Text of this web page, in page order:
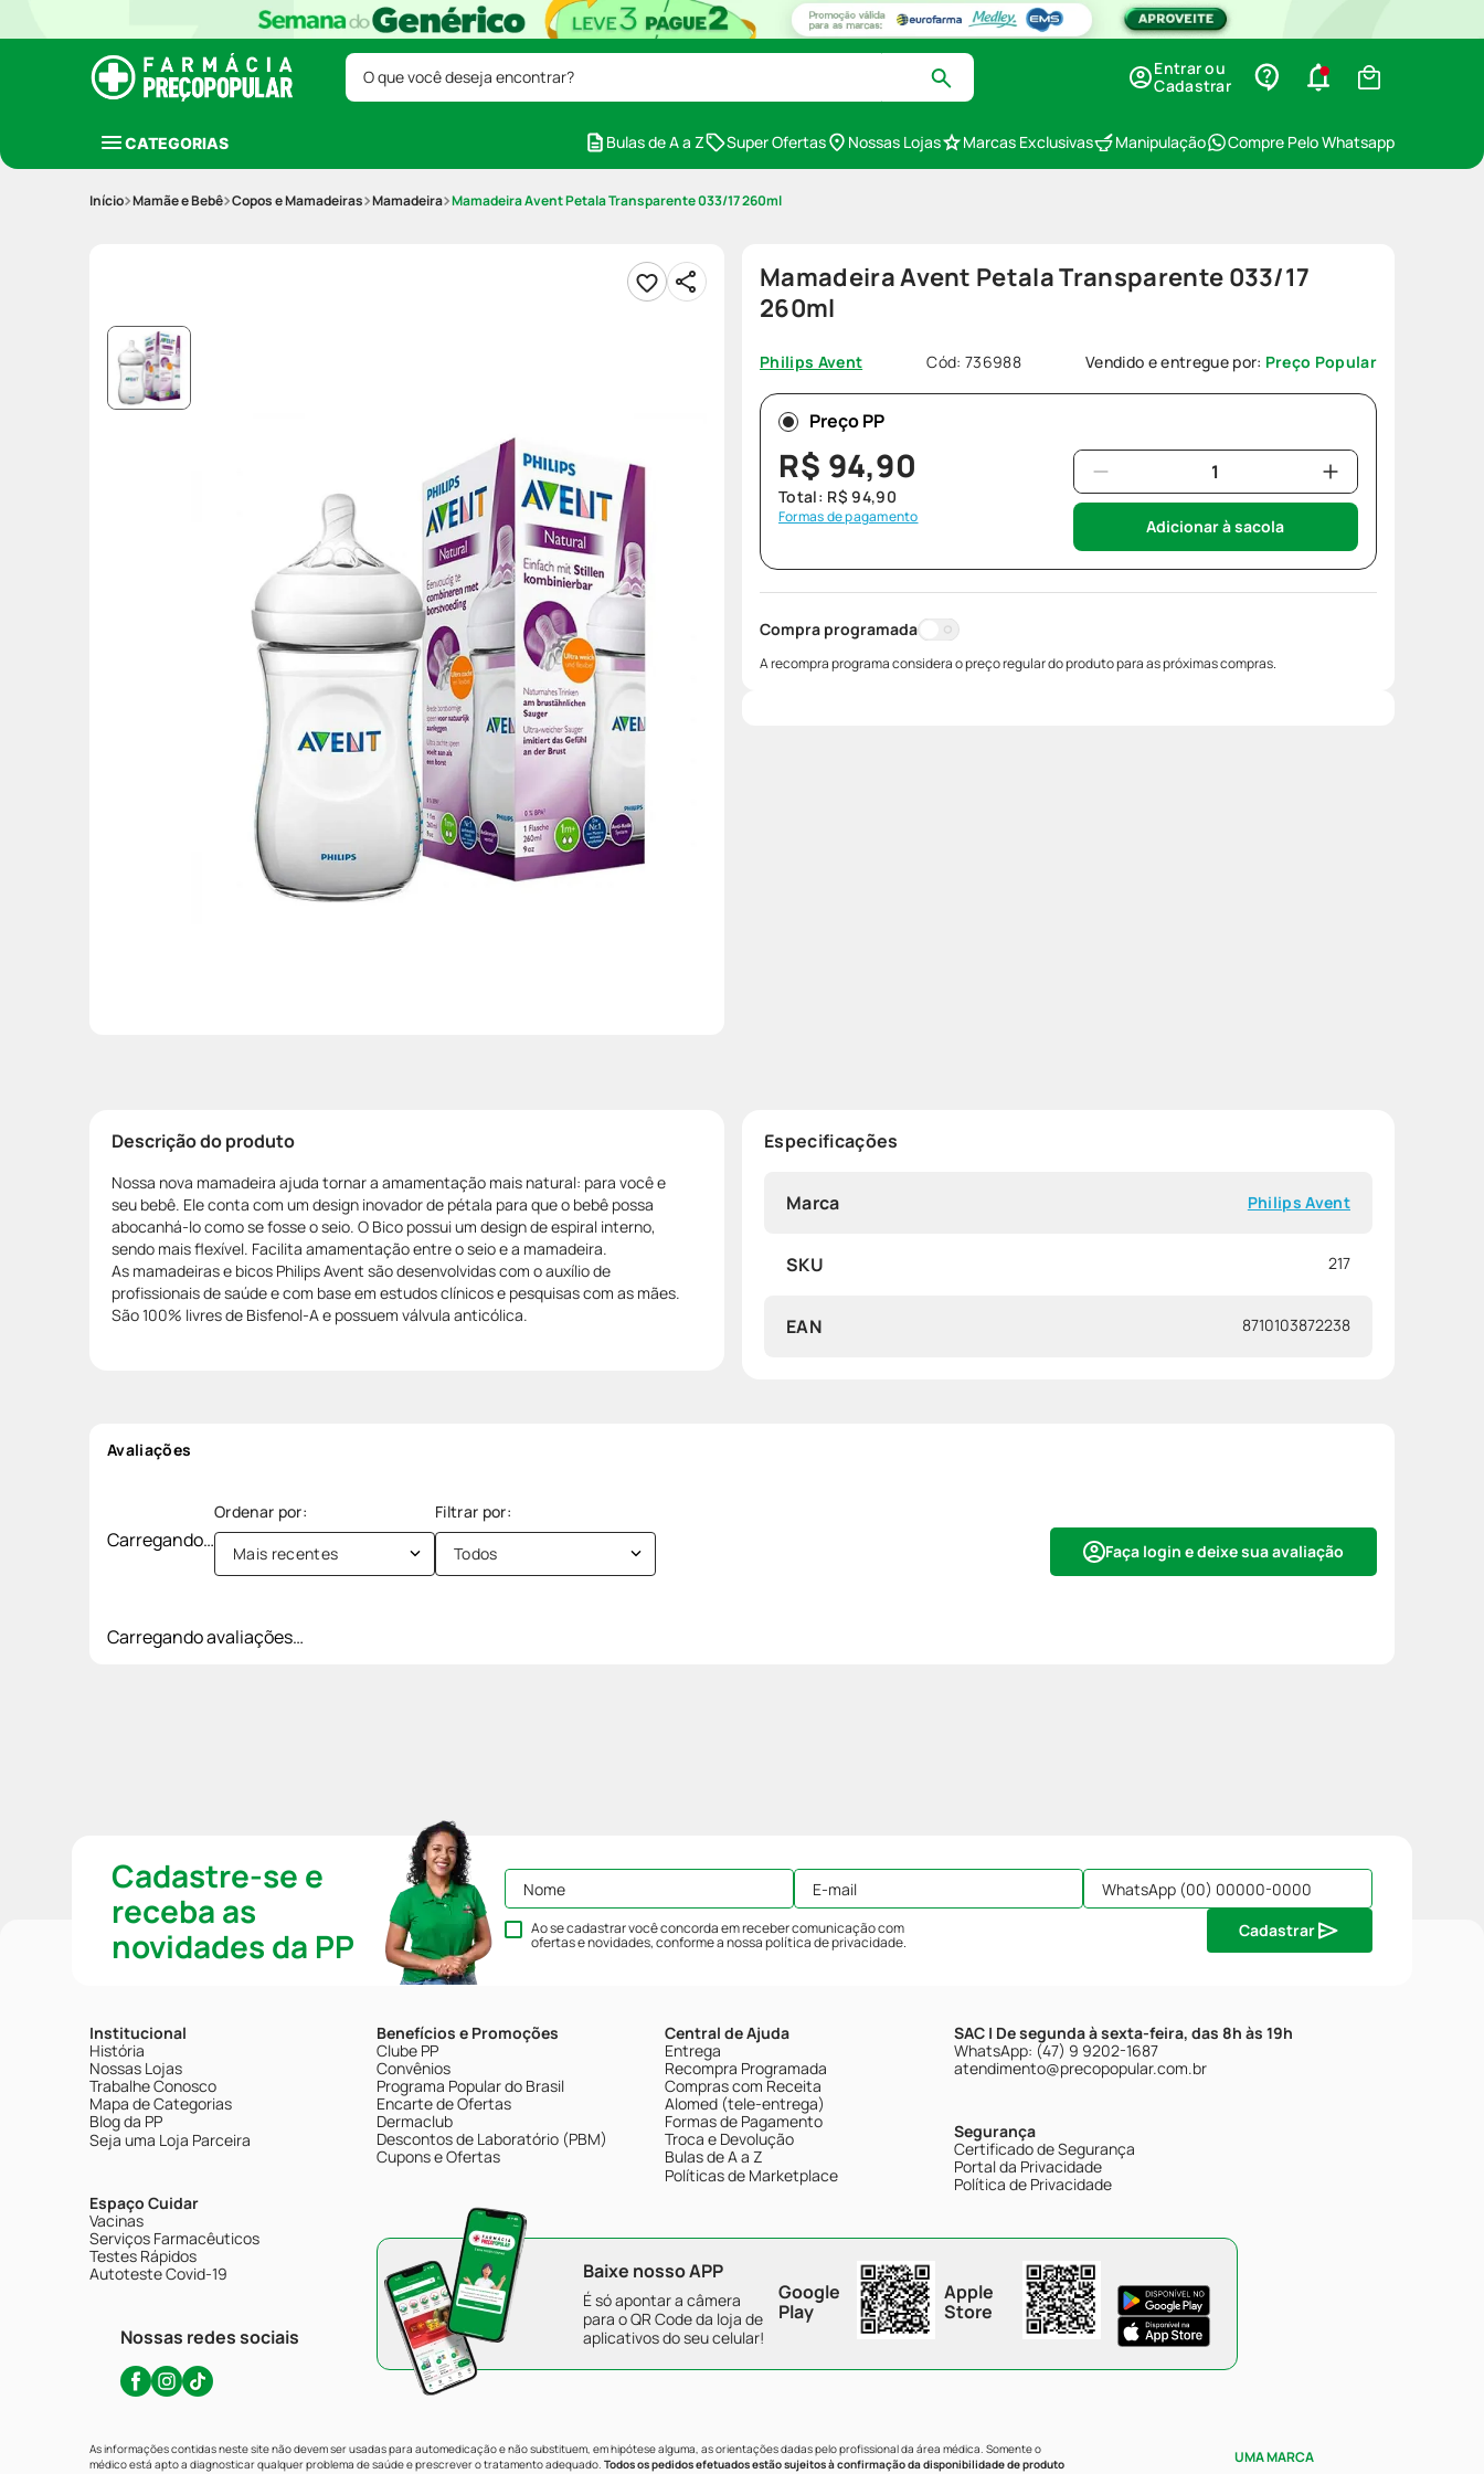
O que você deseja encontrar?
Entrar ou
Cadastrar
CATEGORIAS Bulas de A a Z Super Ofertas Nossas Lojas Marcas Exclusivas Manipulação Compre Pelo Whatsapp
Mamãe e Bebê Copos e Mamadeiras Mamadeira Mamadeira Avent Petala Transparente 033/17 260ml
Mamadeira Avent Petala Transparente 033/17
260ml
Philips Avent Cód: 736988 Vendido e entregue por: Preço Popular
Preço PP
R$ 94,90
Total: R$ 94,90
Formas de pagamento Adicionar à sacola
Compra programada
A recompra programa considera o preço regular do produto para as próximas compras.
Descrição do produto
Nossa nova mamadeira ajuda tornar a amamentação mais natural: para você e
seu bebê. Ele conta com um design inovador de pétala para que o bebê possa
abocanhá-lo como se fosse o seio. O Bico possui um design de espiral interno,
sendo mais flexível. Facilita amamentação entre o seio e a mamadeira.
As mamadeiras e bicos Philips Avent são desenvolvidas com o auxílio de
profissionais de saúde e com base em estudos clínicos e pesquisas com as mães.
São 100% livres de Bisfenol-A e possuem válvula anticólica.
Especificações
Marca Philips Avent
SKU 217
EAN 8710103872238
Avaliações
Carregando… Faça login e deixe sua avaliação
Mais recentes Todos
Carregando avaliações…
Cadastre-se e
receba as
novidades da PP
Ao se cadastrar você concorda em receber comunicação com
ofertas e novidades, conforme a nossapolítica de privacidade.
Cadastrar
Institucional
História
Nossas Lojas
Trabalhe Conosco
Mapa de Categorias
Blog da PP
Seja uma Loja Parceira
Espaço Cuidar
Vacinas
Serviços Farmacêuticos
Testes Rápidos
Autoteste Covid-19
Nossas redes sociais
Benefícios e Promoções
Clube PP
Convênios
Programa Popular do Brasil
Encarte de Ofertas
Dermaclub
Descontos de Laboratório (PBM)
Cupons e Ofertas
Central de Ajuda
Entrega
Recompra Programada
Compras com Receita
Alomed (tele-entrega)
Formas de Pagamento
Troca e Devolução
Bulas de A a Z
Políticas de Marketplace
SAC | De segunda à sexta-feira, das 8h às 19h
WhatsApp: (47) 9 9202-1687
atendimento@precopopular.com.br
Segurança
Certificado de Segurança
Portal da Privacidade
Política de Privacidade
Baixe nosso APP
É só apontar a câmera
para o QR Code da loja de
aplicativos do seu celular!
Google
Play
Apple
Store
As informações contidas neste site não devem ser usadas para automedicação e não substituem, em hipótese alguma, as orientações dadas pelo profissional da área médica. Somente o
médico está apto a diagnosticar qualquer problema de saúde e prescrever o tratamento adequado. Todos os pedidos efetuados estão sujeitos à confirmação da disponibilidade de produto
UMA MARCA